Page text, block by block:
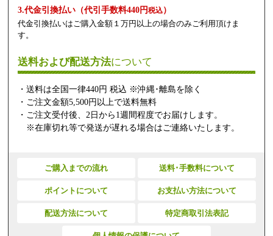
3.代金引換払い（代引手数料440円税込）
代金引換払いはご購入金額１万円以上の場合のみご利用頂けま
す。
送料および配送方法について
・送料は全国一律440円 税込 ※沖縄･離島を除く
・ご注文金額5,500円以上で送料無料
・ご注文受付後、2日から1週間程度でお届けします。
※在庫切れ等で発送が遅れる場合はご連絡いたします。
ご購入までの流れ 送料･手数料について
ポイントについて お支払い方法について
配送方法について 特定商取引法表記